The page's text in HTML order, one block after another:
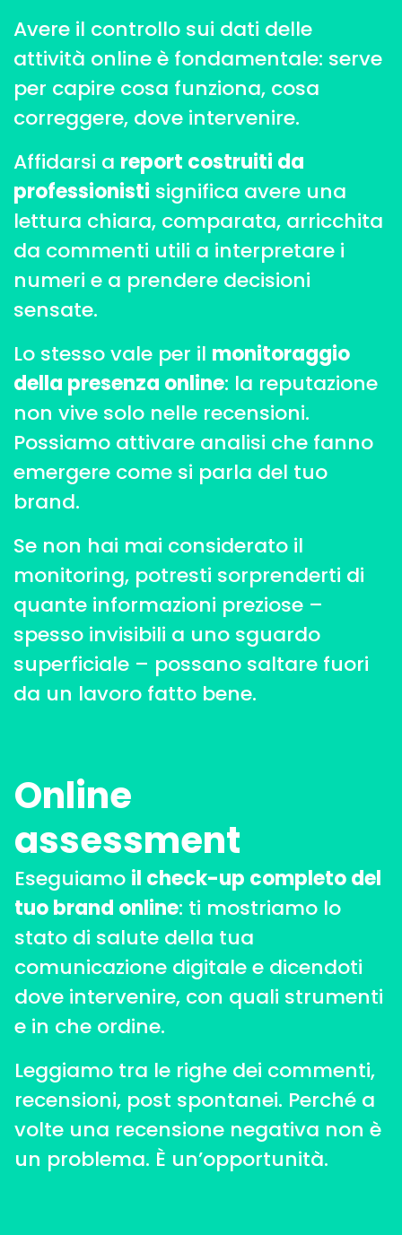
Avere il controllo sui dati delle
attività online è fondamentale: serve
per capire cosa funziona, cosa
correggere, dove intervenire.
Affidarsi a report costruiti da
professionisti significa avere una
lettura chiara, comparata, arricchita
da commenti utili a interpretare i
numeri e a prendere decisioni
sensate.
Lo stesso vale per il monitoraggio
della presenza online: la reputazione
non vive solo nelle recensioni.
Possiamo attivare analisi che fanno
emergere come si parla del tuo
brand.
Se non hai mai considerato il
monitoring, potresti sorprenderti di
quante informazioni preziose –
spesso invisibili a uno sguardo
superficiale – possano saltare fuori
da un lavoro fatto bene.
Online
assessment
Eseguiamo il check-up completo del
tuo brand online: ti mostriamo lo
stato di salute della tua
comunicazione digitale e dicendoti
dove intervenire, con quali strumenti
e in che ordine.
Leggiamo tra le righe dei commenti,
recensioni, post spontanei. Perché a
volte una recensione negativa non è
un problema. È un’opportunità.